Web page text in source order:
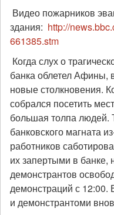
Видео пожарников
здания: http://
661385.stm
Когда слух о
банка облетел Афины,
новые столкновения.
собрался посетить
большая толпа людей.
банковского магната
работников
их запертыми в банке,
демонстрантов
демонстраций с 12:00.
и демонстрантоми